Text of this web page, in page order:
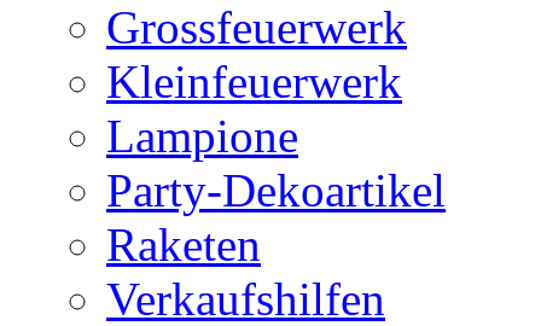
Grossfeuerwerk
Kleinfeuerwerk
Lampione
Party-Dekoartikel
Raketen
Verkaufshilfen